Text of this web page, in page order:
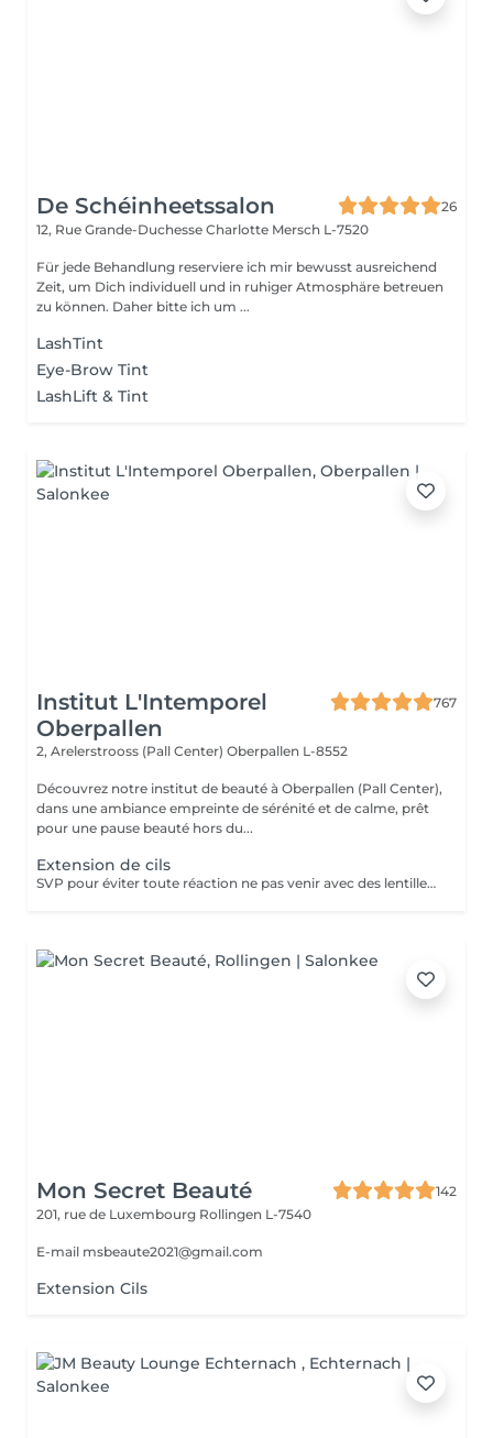
De Schéinheetssalon
26
12, Rue Grande-Duchesse Charlotte Mersch L-7520
Für jede Behandlung reserviere ich mir bewusst ausreichend
Zeit, um Dich individuell und in ruhiger Atmosphäre betreuen
zu können. Daher bitte ich um ...
LashTint
Eye-Brow Tint
LashLift & Tint
Institut L'Intemporel
Oberpallen
767
2, Arelerstrooss (Pall Center) Oberpallen L-8552
Découvrez notre institut de beauté à Oberpallen (Pall Center),
dans une ambiance empreinte de sérénité et de calme, prêt
pour une pause beauté hors du...
Extension de cils
SVP pour éviter toute réaction ne pas venir avec des lentilles de contact ou prévoir le nécessaire pour les retirer avant la prestation
Mon Secret Beauté
142
201, rue de Luxembourg Rollingen L-7540
E-mail msbeaute2021@gmail.com
Extension Cils